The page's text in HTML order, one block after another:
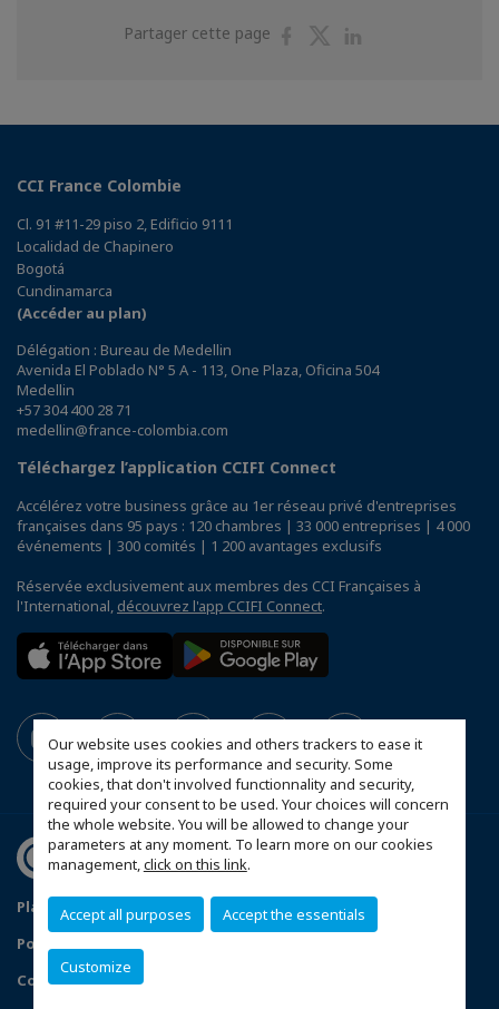
Our website uses cookies and others trackers to ease it
usage, improve its performance and security. Some
cookies, that don't involved functionnality and security,
required your consent to be used. Your choices will concern
the whole website. You will be allowed to change your
parameters at any moment. To learn more on our cookies
management,click on this link.
Accept all purposes Accept the essentials
Customize
Partager cette page
PartagerPartager
CCI France Colombie
Cl. 91 #11-29 piso 2, Edificio 9111
Localidad de Chapinero
Bogotá
Cundinamarca
(Accéder au plan)
Délégation : Bureau de Medellin
Avenida El Poblado N° 5 A - 113, One Plaza, Oficina 504
Medellin
+57 304 400 28 71
medellin@france-colombia.com
Téléchargez l’application CCIFI Connect
Accélérez votre business grâce au 1er réseau privé d'entreprises
françaises dans 95 pays : 120 chambres | 33 000 entreprises | 4 000
événements | 300 comités | 1 200 avantages exclusifs
Réservée exclusivement aux membres des CCI Françaises à
l'International, découvrez l'app CCIFI Connect.
Plan du site
Mentions légales
Politique de confidentialité
Configurer vos préférences cookies